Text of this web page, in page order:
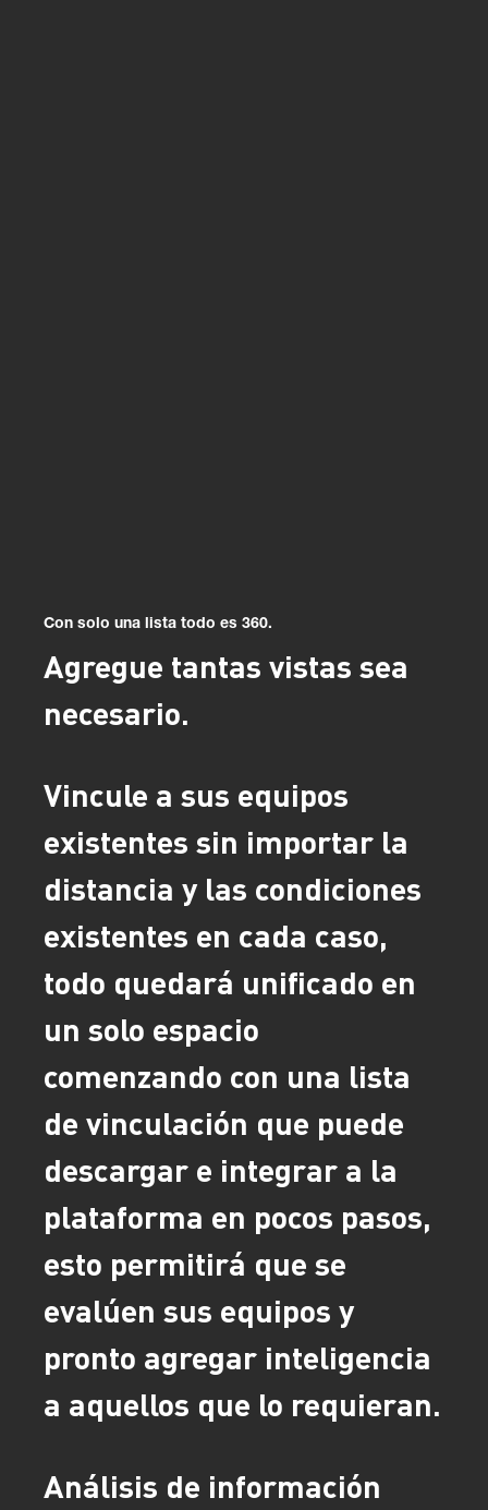
Con solo una lista todo es 360.
Agregue tantas vistas sea
necesario.
Vincule a sus equipos
existentes sin importar la
distancia y las condiciones
existentes en cada caso,
todo quedará unificado en
un solo espacio
comenzando con una lista
de vinculación que puede
descargar e integrar a la
plataforma en pocos pasos,
esto permitirá que se
evalúen sus equipos y
pronto agregar inteligencia
a aquellos que lo requieran.
Análisis de información